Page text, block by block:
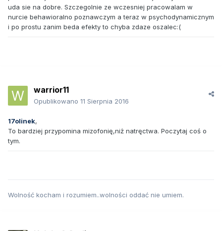
uda sie na dobre. Szczegolnie ze wczesniej pracowalam w
nurcie behawioralno poznawczym a teraz w psychodynamicznym
i po prostu zanim beda efekty to chyba zdaze oszalec:(
warrior11
Opublikowano 11 Sierpnia 2016
17olinek,
To bardziej przypomina mizofonię,niż natręctwa. Poczytaj coś o
tym.
Wolność kocham i rozumiem..wolności oddać nie umiem.